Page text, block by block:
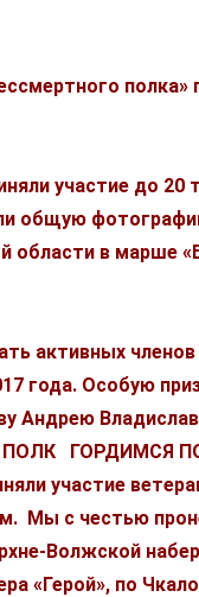
полка»
участие до 20
общую
области в марше
активных
года. Особую
ПОЛК ГОРДИМСЯ
участие
Мы с честью
Волжской
«Герой», по